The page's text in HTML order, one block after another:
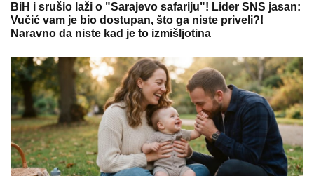
BiH i srušio laži o "Sarajevo safariju"! Lider SNS jasan:
Vučić vam je bio dostupan, što ga niste priveli?!
Naravno da niste kad je to izmišljotina